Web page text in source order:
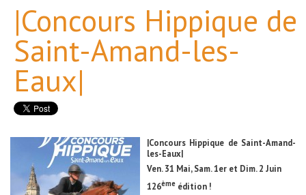
|Concours Hippique de
Saint-Amand-les-
Eaux|
|Concours Hippique de Saint-Amand-
les-Eaux|
Ven. 31 Mai, Sam. 1er et Dim. 2 Juin
126ème édition !